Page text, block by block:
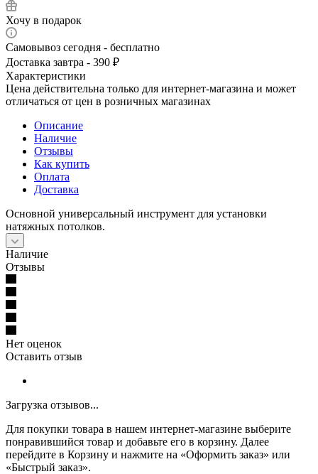
Хочу в подарок
Самовывоз сегодня - бесплатно
Доставка завтра - 390 ₽
Характеристики
Цена действительна только для интернет-магазина и может
отличаться от цен в розничных магазинах
Описание
Наличие
Отзывы
Как купить
Оплата
Доставка
Основной универсальный инструмент для установки
натяжных потолков.
Наличие
Отзывы
Нет оценок
Оставить отзыв
Загрузка отзывов...
Для покупки товара в нашем интернет-магазине выберите
понравившийся товар и добавьте его в корзину. Далее
перейдите в Корзину и нажмите на «Оформить заказ» или
«Быстрый заказ».